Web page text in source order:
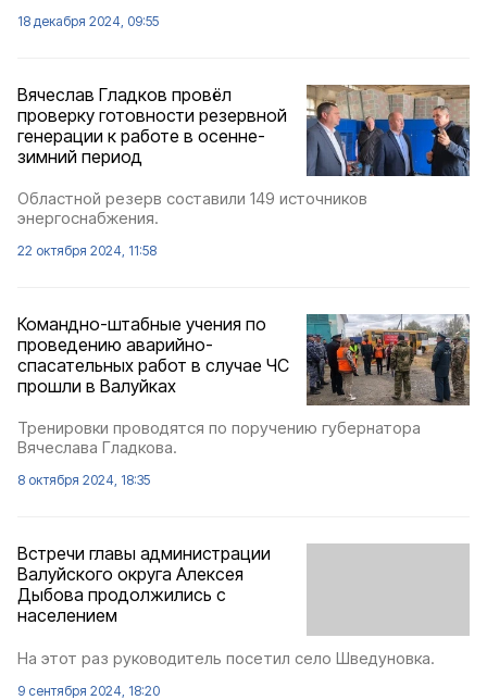
18 декабря 2024, 09:55
Вячеслав Гладков провёл
проверку готовности резервной
генерации к работе в осенне-
зимний период
Областной резерв составили 149 источников
энергоснабжения.
22 октября 2024, 11:58
Командно-штабные учения по
проведению аварийно-
спасательных работ в случае ЧС
прошли в Валуйках
Тренировки проводятся по поручению губернатора
Вячеслава Гладкова.
8 октября 2024, 18:35
Встречи главы администрации
Валуйского округа Алексея
Дыбова продолжились с
населением
На этот раз руководитель посетил село Шведуновка.
9 сентября 2024, 18:20